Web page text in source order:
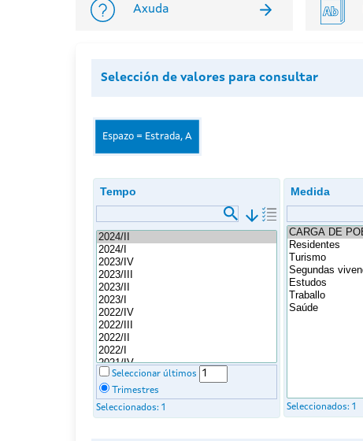
Axuda
Selección de valores para consultar
Espazo = Estrada, A
Tempo
arrow_downward
Seleccionar últimos
Trimestres
Seleccionados: 1
Medida
Seleccionados: 1